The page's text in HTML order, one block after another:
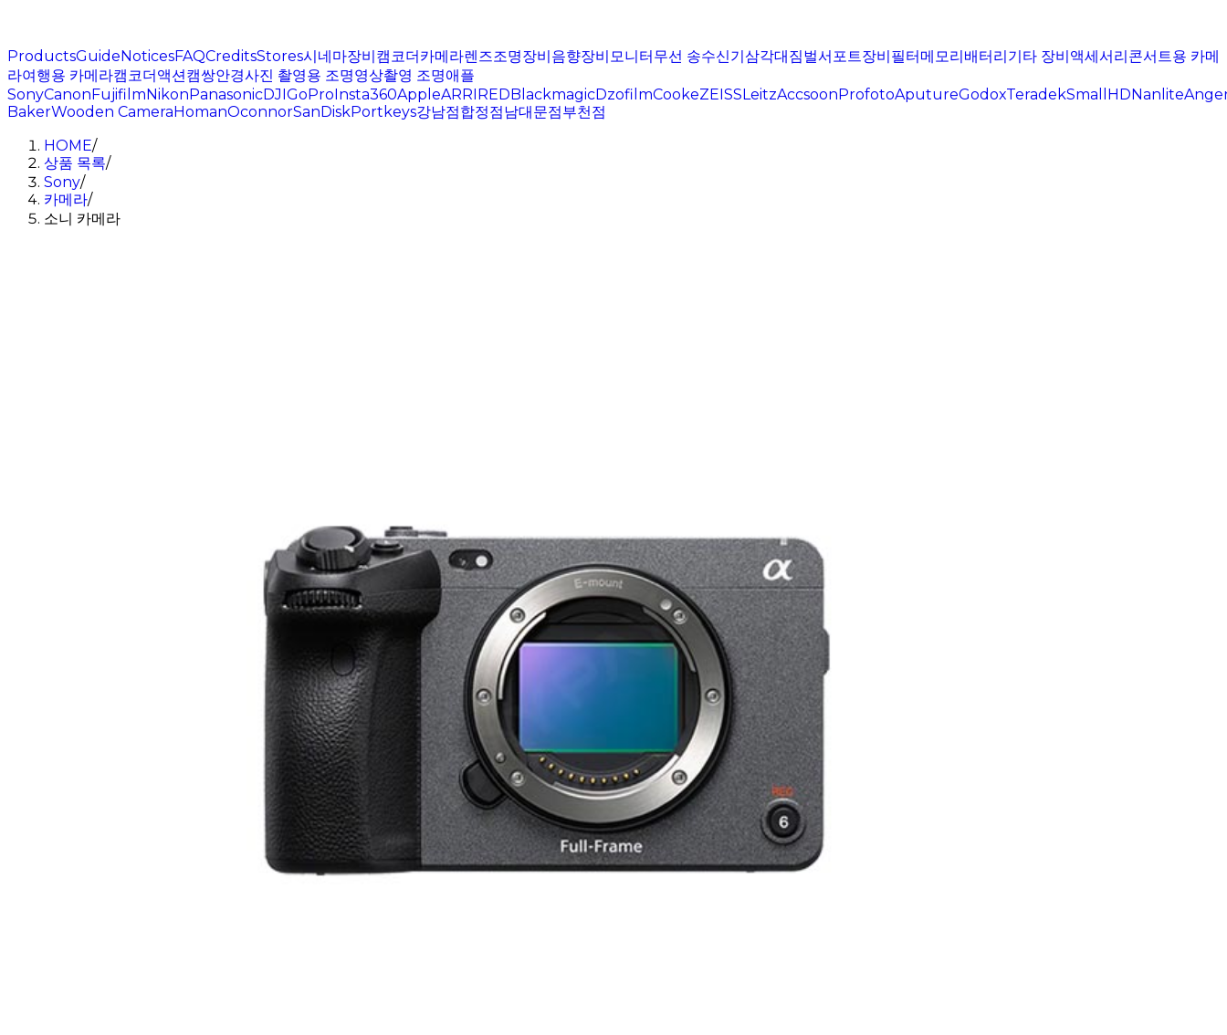
ProductsGuideNoticesFAQCreditsStores시네마장비캠코더카메라렌즈조명장비음향장비모니터무선 송수신기삼각대짐벌서포트장비필터메모리배터리기타 장비액세서리콘서트용 카메
라여행용 카메라캠코더액션캠쌍안경사진 촬영용 조명영상촬영 조명애플
SonyCanonFujifilmNikonPanasonicDJIGoProInsta360AppleARRIREDBlackmagicDzofilmCookeZEISSLeitzAccsoonProfotoAputureGodoxTeradekSmallHDNanlite
BakerWooden CameraHomanOconnorSanDiskPortkeys강남점합정점남대문점부천점
HOME/
상품 목록/
Sony/
카메라/
소니 카메라